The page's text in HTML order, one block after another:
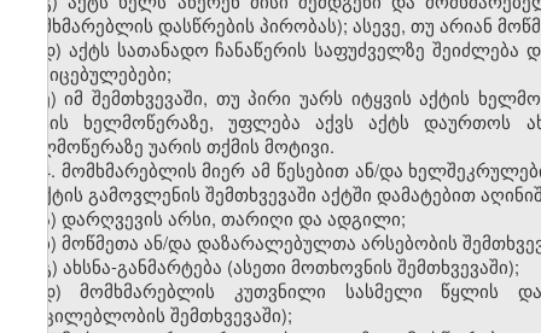
მომხმარებლის დასწრების პირობას); ასევე, თუ არიან
დ) აქტს სათანადო ჩანაწერის საფუძველზე
მტკიცებულებები;
ე) იმ შემთხვევაში, თუ პირი უარს იტყვის აქტის
აქტის ხელმოწერაზე, უფლება აქვს აქტს დაურთოს
ხელმოწერაზე უარის თქმის მოტივი.
4. მომხმარებლის მიერ ამ წესებით ან/და
ფაქტის გამოვლენის შემთხვევაში აქტში დამატებით
ა) დარღვევის არსი, თარიღი და ადგილი;
ბ) მოწმეთა ან/და დაზარალებულთა არსებობის
გ) ახსნა-განმარტება (ასეთი მოთხოვნის შემთხვევაში);
დ) მომხმარებლის კუთვნილი სასმელი წყლის
(აუცილებლობის შემთხვევაში);